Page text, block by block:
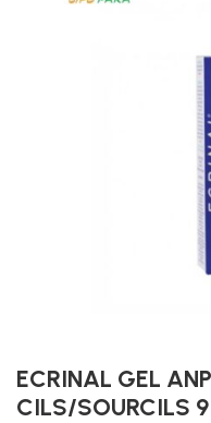
ECRINAL GEL
CILS/SOURCILS